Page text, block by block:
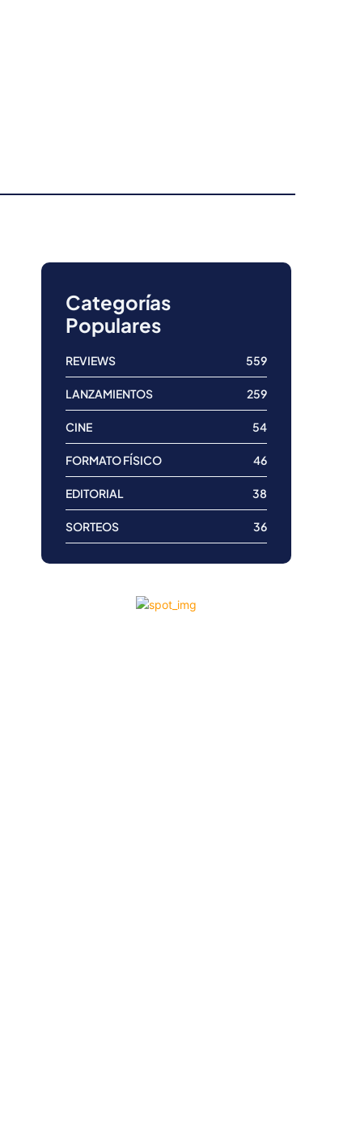
Categorías
Populares
REVIEWS 559
LANZAMIENTOS 259
CINE 54
FORMATO FÍSICO 46
EDITORIAL 38
SORTEOS 36